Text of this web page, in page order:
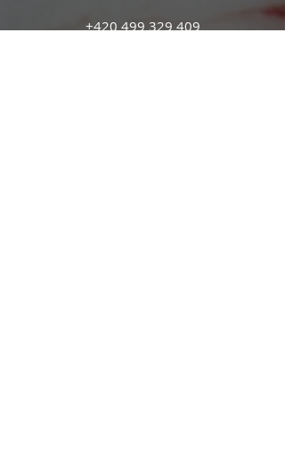
+420 499 329 409